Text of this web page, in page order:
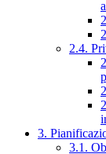
2.4.
3.
3.1.